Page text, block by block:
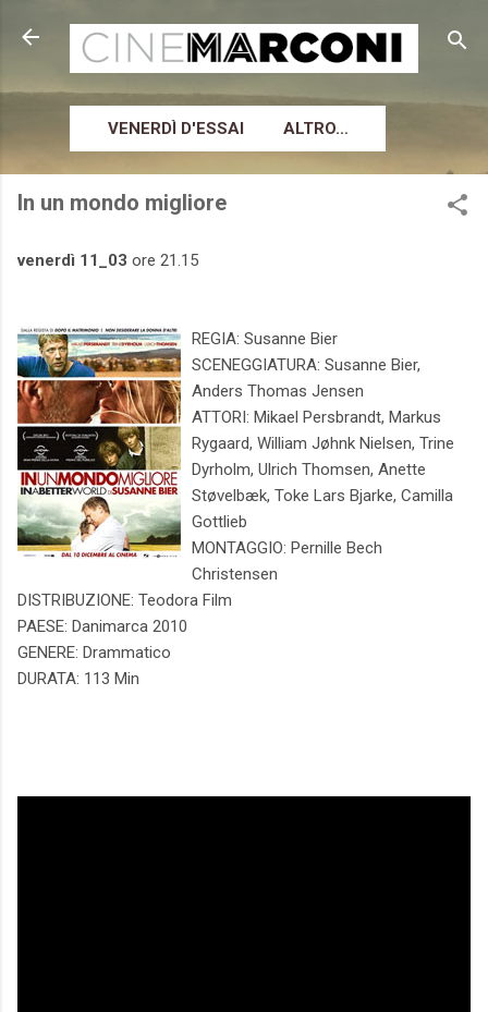
Passa ai contenuti principali
VENERDÌ D'ESSAI ALTRO…
In un mondo migliore
venerdì 11_03 ore 21.15
REGIA: Susanne Bier
SCENEGGIATURA: Susanne Bier,
Anders Thomas Jensen
ATTORI: Mikael Persbrandt, Markus
Rygaard, William Jøhnk Nielsen, Trine
Dyrholm, Ulrich Thomsen, Anette
Støvelbæk, Toke Lars Bjarke, Camilla
Gottlieb
MONTAGGIO: Pernille Bech
Christensen
DISTRIBUZIONE: Teodora Film
PAESE: Danimarca 2010
GENERE: Drammatico
DURATA: 113 Min